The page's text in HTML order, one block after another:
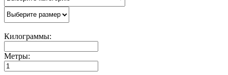
Килограммы:
Метры: